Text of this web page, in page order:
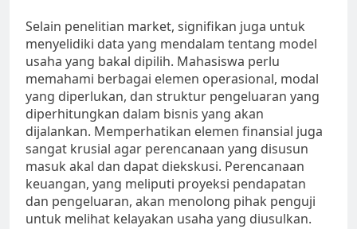
Selain penelitian market, signifikan juga untuk
menyelidiki data yang mendalam tentang model
usaha yang bakal dipilih. Mahasiswa perlu
memahami berbagai elemen operasional, modal
yang diperlukan, dan struktur pengeluaran yang
diperhitungkan dalam bisnis yang akan
dijalankan. Memperhatikan elemen finansial juga
sangat krusial agar perencanaan yang disusun
masuk akal dan dapat diekskusi. Perencanaan
keuangan, yang meliputi proyeksi pendapatan
dan pengeluaran, akan menolong pihak penguji
untuk melihat kelayakan usaha yang diusulkan.